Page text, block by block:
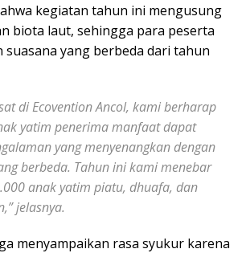
kegiatan tahun ini mengusung
biota laut, sehingga para peserta
suasana yang berbeda dari tahun
di Ecovention Ancol, kami berharap
yatim penerima manfaat dapat
yang menyenangkan dengan
berbeda. Tahun ini kami menebar
anak yatim piatu, dhuafa, dan
jelasnya.
menyampaikan rasa syukur karena